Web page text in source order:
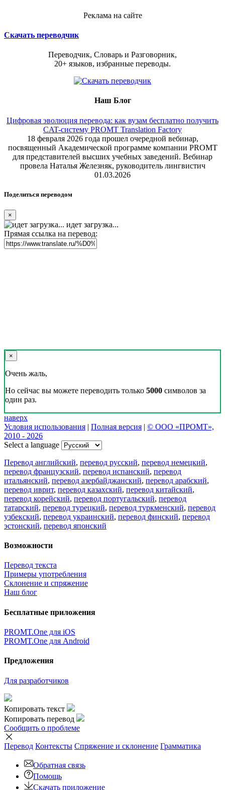
Реклама на сайте
Скачать переводчик
Переводчик, Словарь и Разговорник,
20+ языков, избранные переводы.
Наш Блог
Цифровая эволюция перевода: как вузам бесплатно получить
CAT-систему PROMT Translation Factory
18 февраля 2026 года прошел очередной вебинар,
посвященный Академической программе компании PROMT
для представителей высших учебных заведений. Вебинар
провела Наталья Железняк, руководитель лингвистич
01.03.2026
Поделиться переводом
×
идет загрузка...
Прямая ссылка на перевод:
×
Очень жаль,
Но сейчас вы можете переводить только 5000 символов за
один раз.
наверх
Условия использования | Полная версия | © ООО «ПРОМТ»,
2010 - 2026
Select a language
Перевод английский, перевод русский, перевод немецкий,
перевод французский, перевод испанский, перевод
итальянский, перевод азербайджанский, перевод арабский,
перевод иврит, перевод казахский, перевод китайский,
перевод корейский, перевод португальский, перевод
татарский, перевод турецкий, перевод туркменский, перевод
узбекский, перевод украинский, перевод финский, перевод
эстонский, перевод японский
Возможности
Перевод текста
Примеры употребления
Склонение и спряжение
Наш блог
Бесплатные приложения
PROMT.One для iOS
PROMT.One для Android
Предложения
Для разработчиков
Копировать текст
Копировать перевод
Сообщить о проблеме
Перевод Контексты Спряжение и склонение Грамматика
Обратная связь
Помощь
Скачать приложение